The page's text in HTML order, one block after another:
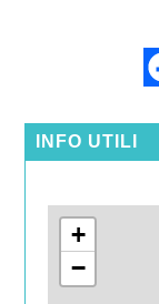
INFO UTILI
+
−